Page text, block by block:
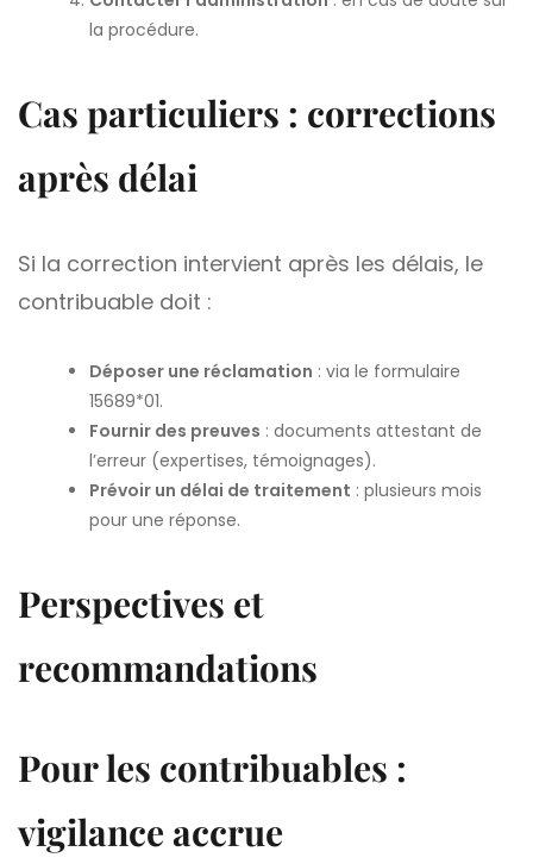
la procédure.
Cas particuliers : corrections
après délai
Si la correction intervient après les délais, le
contribuable doit :
Déposer une réclamation : via le formulaire
15689*01.
Fournir des preuves : documents attestant de
l’erreur (expertises, témoignages).
Prévoir un délai de traitement : plusieurs mois
pour une réponse.
Perspectives et
recommandations
Pour les contribuables :
vigilance accrue